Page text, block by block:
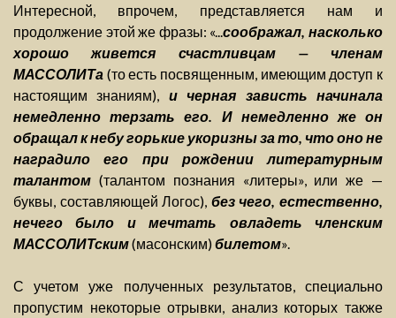
Интересной, впрочем, представляется нам и
продолжение этой же фразы: «...соображал, насколько
хорошо живется счастливцам — членам
МАССОЛИТа (то есть посвященным, имеющим доступ к
настоящим знаниям), и черная зависть начинала
немедленно терзать его. И немедленно же он
обращал к небу горькие укоризны за то, что оно не
наградило его при рождении литературным
талантом (талантом познания «литеры», или же —
буквы, составляющей Логос), без чего, естественно,
нечего было и мечтать овладеть членским
МАССОЛИТским(масонским)билетом».
С учетом уже полученных результатов, специально
пропустим некоторые отрывки, анализ которых также